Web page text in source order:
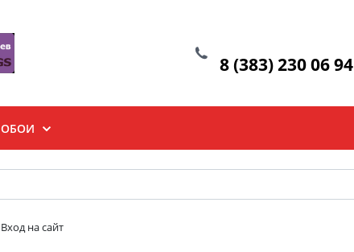
8 (383) 230 06 94
ОБОИ
Вход на сайт